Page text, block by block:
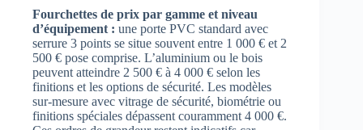
Fourchettes de prix par gamme et niveau
d’équipement : une porte PVC standard avec
serrure 3 points se situe souvent entre 1 000 € et 2
500 € pose comprise. L’aluminium ou le bois
peuvent atteindre 2 500 € à 4 000 € selon les
finitions et les options de sécurité. Les modèles
sur-mesure avec vitrage de sécurité, biométrie ou
finitions spéciales dépassent couramment 4 000 €.